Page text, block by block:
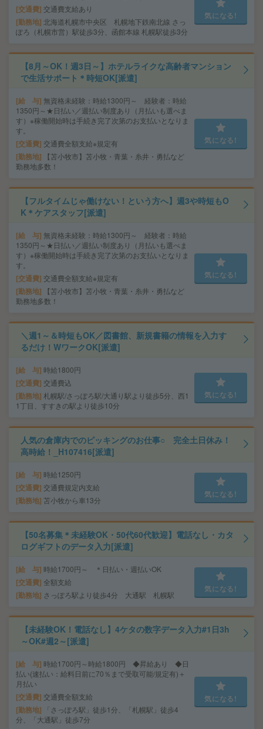
交通費 交通費支給あり
勤務地 北海道札幌市中央区 札幌地下鉄南北線 さっ
ぽろ（札幌市営）駅徒歩3分、函館本線 札幌駅徒歩3分
気になる!
【8月～OK！週3日～】ホテルライクな高齢者マンション
で生活サポート＊時短OK[派遣]
給 与 無資格未経験：時給1300円～ 経験者：時給
1350円～★日払い／週払い制度あり（月払いも選べま
す）※稼働開始時は手続き完了次第のお支払いとなりま
す。
交通費 交通費全額支給※規定有
勤務地
【苫小牧市】苫小牧・青葉・糸井・勇払など
勤務地多数！
気になる!
【フルタイムじゃ働けない！という方へ】週3や時短もO
K＊ケアスタッフ[派遣]
給 与 無資格未経験：時給1300円～ 経験者：時給
1350円～★日払い／週払い制度あり（月払いも選べま
す）※稼働開始時は手続き完了次第のお支払いとなりま
す。
交通費 交通費全額支給※規定有
勤務地
【苫小牧市】苫小牧・青葉・糸井・勇払など
勤務地多数！
気になる!
＼週1～＆時短もOK／図書館、新規書籍の情報を入力す
るだけ！WワークOK[派遣]
給 与 時給1800円
交通費 交通費込
勤務地 札幌駅/さっぽろ駅/大通り駅より徒歩5分、西1
1丁目、すすきの駅より徒歩10分
気になる!
人気の倉庫内でのピッキングのお仕事○ 完全土日休み！
高時給！_H107416[派遣]
給 与 時給1250円
交通費 交通費規定内支給
勤務地 苫小牧から車13分
気になる!
【50名募集＊未経験OK・50代60代歓迎】電話なし・カタ
ログギフトのデータ入力[派遣]
給 与 時給1700円～ ＊日払い・週払いOK
交通費 全額支給
勤務地 さっぽろ駅より徒歩4分 大通駅 札幌駅
気になる!
【未経験OK！電話なし】4ケタの数字データ入力#1日3h
～OK#週2～[派遣]
給 与 時給1700円～時給1800円 ◆昇給あり ◆日
払い(速払い：給料日前に70％まで受取可能/規定有)＋
月払い
交通費 交通費全額支給
勤務地
「さっぽろ駅」徒歩1分、「札幌駅」徒歩4
分、「大通駅」徒歩7分
気になる!